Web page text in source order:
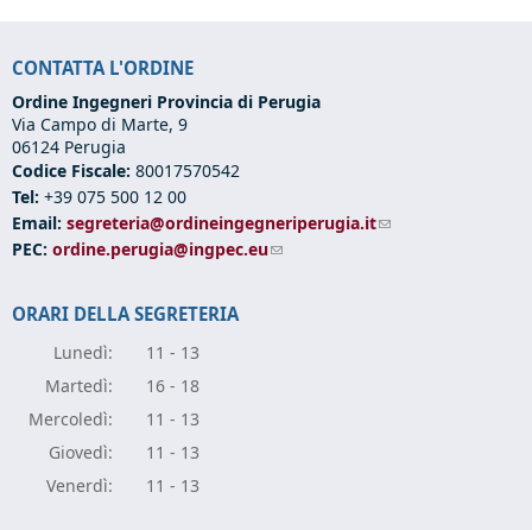
CONTATTA L'ORDINE
Ordine Ingegneri Provincia di Perugia
Via Campo di Marte, 9
06124 Perugia
Codice Fiscale: 80017570542
Tel: +39 075 500 12 00
Email: segreteria@ordineingegneriperugia.it(link sends e-mail)
PEC: ordine.perugia@ingpec.eu(link sends e-mail)
ORARI DELLA SEGRETERIA
Lunedì:
11 - 13
Martedì:
16 - 18
Mercoledì:
11 - 13
Giovedì:
11 - 13
Venerdì: 11 - 13